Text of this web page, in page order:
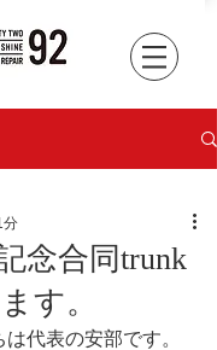
念合同trunk
す。
分
代表の安部です。